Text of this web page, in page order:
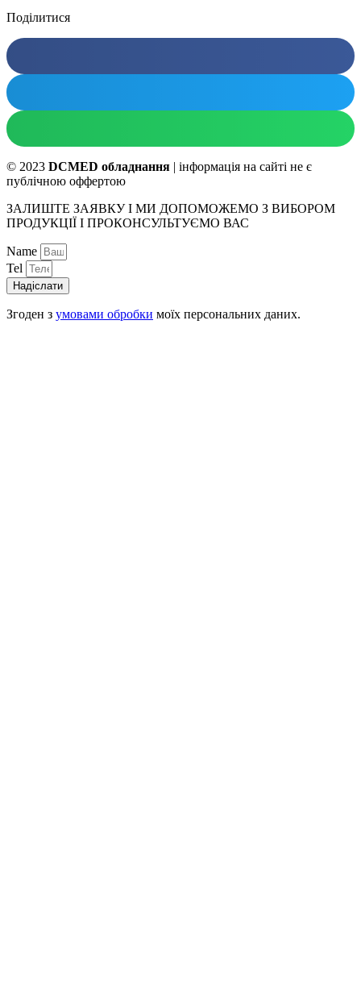
Поділитися
© 2023 DCMED обладнання | інформація на сайті не є
публічною оффертою
ЗАЛИШТЕ ЗАЯВКУ І МИ ДОПОМОЖЕМО З ВИБОРОМ
ПРОДУКЦІЇ І ПРОКОНСУЛЬТУЄМО ВАС
Name
Tel
Надіслати
Згоден з умовами обробки моїх персональних даних.